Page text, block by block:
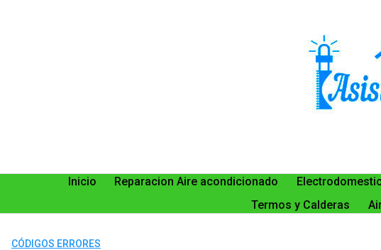
Inicio Reparacion Aire acondicionado
Termos y Calderas
CÓDIGOS ERRORES